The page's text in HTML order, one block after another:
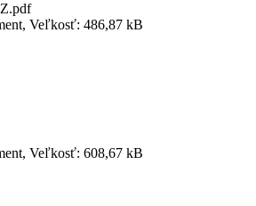
Veľkosť: 486,87 kB
Veľkosť: 608,67 kB